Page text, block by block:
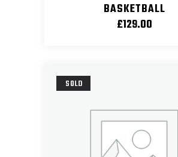
BASKETBALL
£129.00
SOLD